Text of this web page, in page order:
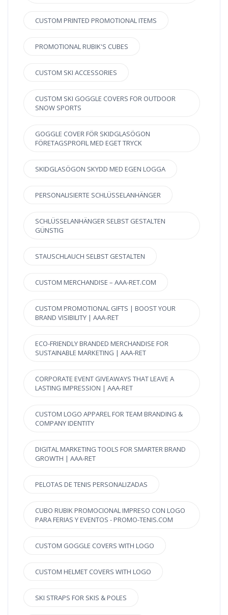
CUSTOM PRINTED PROMOTIONAL ITEMS
PROMOTIONAL RUBIK'S CUBES
CUSTOM SKI ACCESSORIES
CUSTOM SKI GOGGLE COVERS FOR OUTDOOR
SNOW SPORTS
GOGGLE COVER FÖR SKIDGLASÖGON
FÖRETAGSPROFIL MED EGET TRYCK
SKIDGLASÖGON SKYDD MED EGEN LOGGA
PERSONALISIERTE SCHLÜSSELANHÄNGER
SCHLÜSSELANHÄNGER SELBST GESTALTEN
GÜNSTIG
STAUSCHLAUCH SELBST GESTALTEN
CUSTOM MERCHANDISE – AAA-RET.COM
CUSTOM PROMOTIONAL GIFTS | BOOST YOUR
BRAND VISIBILITY | AAA-RET
ECO-FRIENDLY BRANDED MERCHANDISE FOR
SUSTAINABLE MARKETING | AAA-RET
CORPORATE EVENT GIVEAWAYS THAT LEAVE A
LASTING IMPRESSION | AAA-RET
CUSTOM LOGO APPAREL FOR TEAM BRANDING &
COMPANY IDENTITY
DIGITAL MARKETING TOOLS FOR SMARTER BRAND
GROWTH | AAA-RET
PELOTAS DE TENIS PERSONALIZADAS
CUBO RUBIK PROMOCIONAL IMPRESO CON LOGO
PARA FERIAS Y EVENTOS - PROMO-TENIS.COM
CUSTOM GOGGLE COVERS WITH LOGO
CUSTOM HELMET COVERS WITH LOGO
SKI STRAPS FOR SKIS & POLES